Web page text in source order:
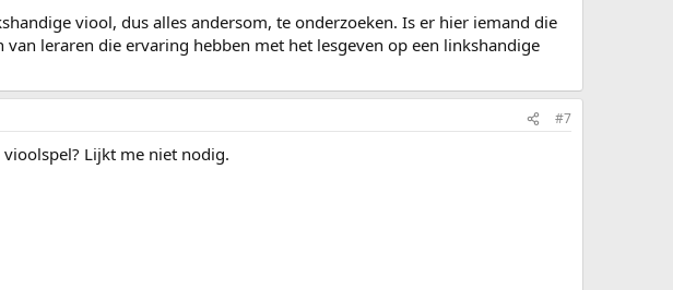
viool, dus alles andersom, te onderzoeken. Is er hier iemand die
leraren die ervaring hebben met het lesgeven op een linkshandige
#7
Lijkt me niet nodig.